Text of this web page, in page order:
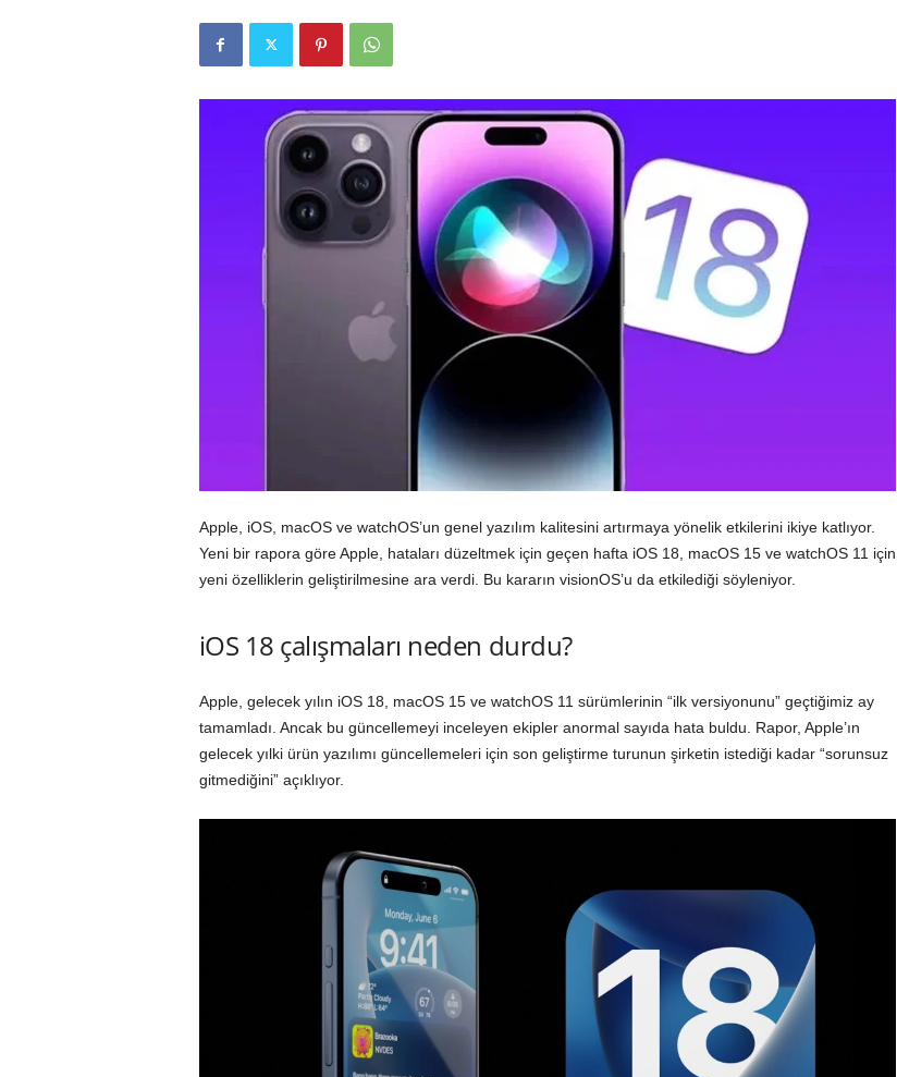
l
E
l
Apple, iOS, macOS ve watchOS’un genel yazılım kalitesini artırmaya yönelik etkilerini ikiye katlıyor.
Yeni bir rapora göre Apple, hataları düzeltmek için geçen hafta iOS 18, macOS 15 ve watchOS 11 için
yeni özelliklerin geliştirilmesine ara verdi. Bu kararın visionOS’u da etkilediği söyleniyor.
iOS 18 çalışmaları neden durdu?
Apple, gelecek yılın iOS 18, macOS 15 ve watchOS 11 sürümlerinin “ilk versiyonunu” geçtiğimiz ay
tamamladı. Ancak bu güncellemeyi inceleyen ekipler anormal sayıda hata buldu. Rapor, Apple’ın
gelecek yılki ürün yazılımı güncellemeleri için son geliştirme turunun şirketin istediği kadar “sorunsuz
gitmediğini” açıklıyor.